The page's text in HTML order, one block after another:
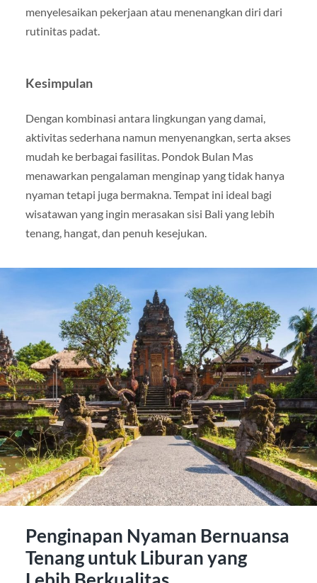
menyelesaikan pekerjaan atau menenangkan diri dari
rutinitas padat.
Kesimpulan
Dengan kombinasi antara lingkungan yang damai,
aktivitas sederhana namun menyenangkan, serta akses
mudah ke berbagai fasilitas. Pondok Bulan Mas
menawarkan pengalaman menginap yang tidak hanya
nyaman tetapi juga bermakna. Tempat ini ideal bagi
wisatawan yang ingin merasakan sisi Bali yang lebih
tenang, hangat, dan penuh kesejukan.
Penginapan Nyaman Bernuansa
Tenang untuk Liburan yang